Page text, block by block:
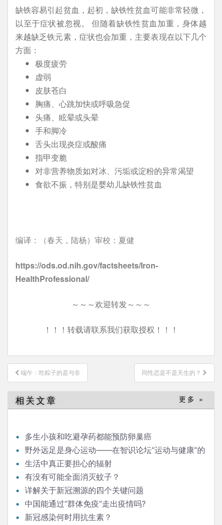
缺铁容易引起贫血，起初，缺铁性贫血可能非常轻微，
以至于症状被忽视。 但随着缺铁性贫血加重，身体越
来越缺乏铁元素，症状也会加重，主要表现在以下几个
方面：
极度疲劳
虚弱
皮肤苍白
胸痛、心跳加快或呼吸急促
头痛、眩晕或头晕
手和脚冷
舌头出现炎症或酸痛
指甲变脆
对非营养物质如对冰、污垢或淀粉的异常渴望
食欲不振，特别是婴幼儿缺铁性贫血
编译：（春天，陆杨）审校：夏健
https://ods.od.nih.gov/factsheets/Iron-
HealthProfessional/
～～～欢迎转发～～～
！！！转载请联系我们获取授权！！！
文
章
导
航
端午：吃粽子的是与非 同性恋是不是天生的？
相关文章 更多 »
多生小孩和吃避孕药都能预防卵巢癌
野外远足是身心运动——在智识论坛“运动与健康”的
发言生活中真正要担心的辐射
有没有可能全面消灭蚊子？
详解关于新冠溯源的四个关键问题
中国能通过“群体免疫”走出疫情吗?
新冠感染何时用抗生素？